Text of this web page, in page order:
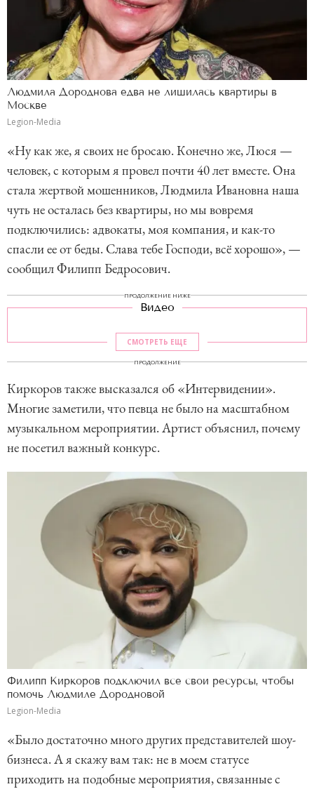
Людмила Дороднова едва не лишилась квартиры в
Москве
Legion-Media
«Ну как же, я своих не бросаю. Конечно же, Люся —
человек, с которым я провел почти 40 лет вместе. Она
стала жертвой мошенников, Людмила Ивановна наша
чуть не осталась без квартиры, но мы вовремя
подключились: адвокаты, моя компания, и как-то
спасли ее от беды. Слава тебе Господи, всё хорошо», —
сообщил Филипп Бедросович.
ПРОДОЛЖЕНИЕ НИЖЕ
Видео
СМОТРЕТЬ ЕЩЕ
ПРОДОЛЖЕНИЕ
Киркоров также высказался об «Интервидении».
Многие заметили, что певца не было на масштабном
музыкальном мероприятии. Артист объяснил, почему
не посетил важный конкурс.
Филипп Киркоров подключил все свои ресурсы, чтобы
помочь Людмиле Дородновой
Legion-Media
«Было достаточно много других представителей шоу-
бизнеса. А я скажу вам так: не в моем статусе
приходить на подобные мероприятия, связанные с